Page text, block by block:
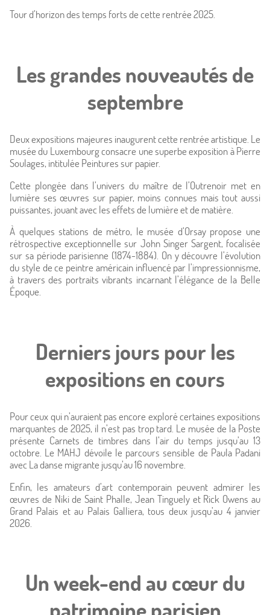
Hôtel & Services
Chambres
Offres
Photos
Situation
À proximité
Conciergerie
Tour d’horizon des temps forts de cette rentrée 2025.
Les grandes nouveautés de
septembre
Deux expositions majeures inaugurent cette rentrée artistique. Le
musée du Luxembourg consacre une superbe exposition à Pierre
Soulages, intitulée Peintures sur papier.
Cette plongée dans l’univers du maître de l’Outrenoir met en
lumière ses œuvres sur papier, moins connues mais tout aussi
puissantes, jouant avec les effets de lumière et de matière.
À quelques stations de métro, le musée d’Orsay propose une
rétrospective exceptionnelle sur John Singer Sargent, focalisée
sur sa période parisienne (1874-1884). On y découvre l’évolution
du style de ce peintre américain influencé par l’impressionnisme,
à travers des portraits vibrants incarnant l’élégance de la Belle
Époque.
Derniers jours pour les
expositions en cours
Pour ceux qui n’auraient pas encore exploré certaines expositions
marquantes de 2025, il n’est pas trop tard. Le musée de la Poste
présente Carnets de timbres dans l’air du temps jusqu’au 13
octobre. Le MAHJ dévoile le parcours sensible de Paula Padani
avec La danse migrante jusqu’au 16 novembre.
Enfin, les amateurs d’art contemporain peuvent admirer les
œuvres de Niki de Saint Phalle, Jean Tinguely et Rick Owens au
Grand Palais et au Palais Galliera, tous deux jusqu’au 4 janvier
2026.
Un week-end au cœur du